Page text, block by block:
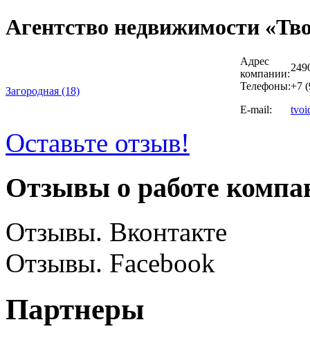
Агентство недвижимости
Загородная (18)
Адрес
компании:
Телефоны:+7
E-mail:
Оставьте отзыв!
Отзывы о работе
Отзывы. Вконтакте
Отзывы. Facebook
Партнеры